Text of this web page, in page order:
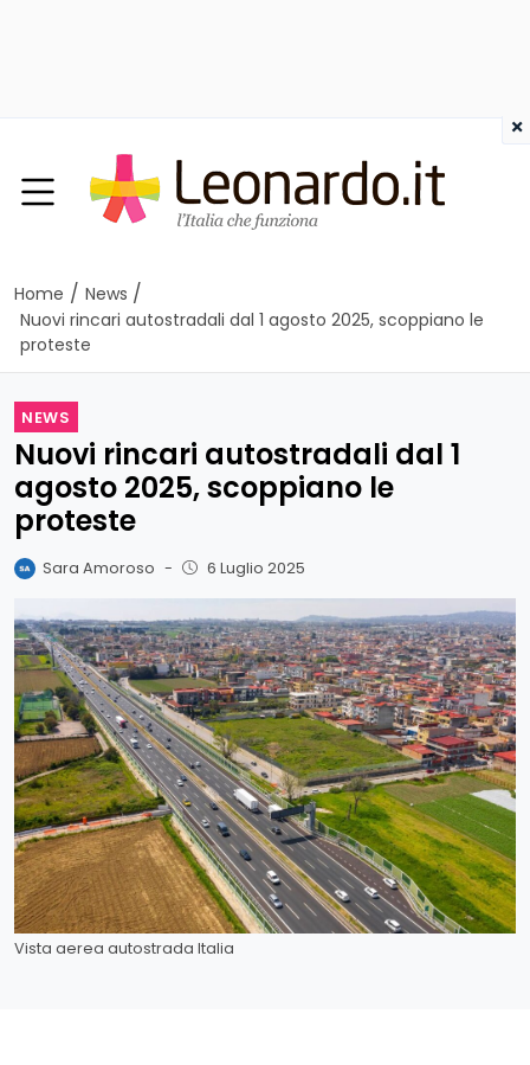
Home / News /
Nuovi rincari autostradali dal 1 agosto 2025, scoppiano le
proteste
NEWS
Nuovi rincari autostradali dal 1
agosto 2025, scoppiano le
proteste
Sara Amoroso - 6 Luglio 2025
Vista aerea autostrada Italia
×